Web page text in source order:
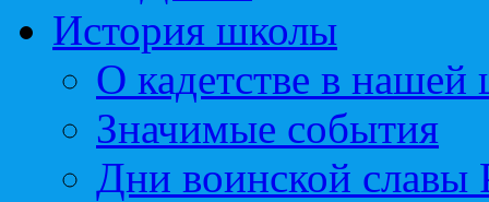
История школы
О кадетстве в нашей
Значимые события
Дни воинской славы